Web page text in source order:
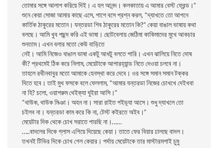
তোমার সঙ্গে আলাপ করিয়ে দিই। এ হল আনন্দ। কলকাতায় এ আমার বেস্ট ফ্রেন্ড।”
শুনে কেয়া সোজা আমার কাছে এসে, পাশে বসে প্রশ্ন করল, “দ্যাখতে তো আপনে
কার্তিক ঠাকুরের মতোন। যন্তরডা শিব ঠাকুরের মতোন কি?” কেয়া বাঙাল ভাষায় কথা
বলছে। আমি খুব পছন্দ করি এই ভাষা। ছোটবেলায় জেঠিমা কাকিমাদের মুখে আকচার
শুনতাম। এখন বলার মতো কেউ বাড়িতে
নেই। আমি নিজেও বাঙাল ভাষা একটু আধটু বলতে পারি। এখন ঝালিয়ে নিতে দোষ
কী? প্রথমেই ঠিক করে নিলাম, মেয়েটাকে আপারহ্যান্ড নিতে দেওয়া চলবে না।
তাহলে রথীনবাবুর মতো আমাকে হেনস্থা করে দেবে। ওর সঙ্গে সমান সমান টক্কর
দিতে হবে। তাই মুখ ফসকে বলে ফেললাম, “আমার যন্তরডা নিজের চোখখে দেইখবা
না হি? চলো, ওয়াশরুম থেইক্যা ঘুইরা আসি।”
“থাউক, থাউক মিঞা। অহন না। সারা রাইত পইড়্যা আসে। শুধু দ্যাখলে তো
চইলব না। যন্তরডা কাম করে কি না, টেস্ট কইরতে অইব।”
মেয়েটার দিক থেকে চোখ সরাতে পারছি না।……
…..বাদলের দিকে গ্লাস এগিয়ে দিয়েছে কেয়া। তাতে ফের বিয়ার ঢালছে বাদল।
তখনই টিভির দিকে চোখ গেল কেয়ার। পর্দায় মেয়েটাকে তার মাস্টারমশাই চুমু